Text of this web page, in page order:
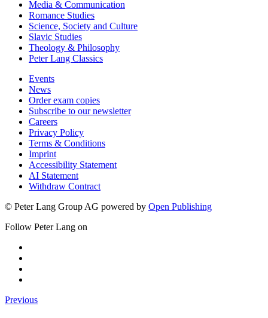
Media & Communication
Romance Studies
Science, Society and Culture
Slavic Studies
Theology & Philosophy
Peter Lang Classics
Events
News
Order exam copies
Subscribe to our newsletter
Careers
Privacy Policy
Terms & Conditions
Imprint
Accessibility Statement
AI Statement
Withdraw Contract
© Peter Lang Group AG powered by Open Publishing
Follow Peter Lang on
Previous